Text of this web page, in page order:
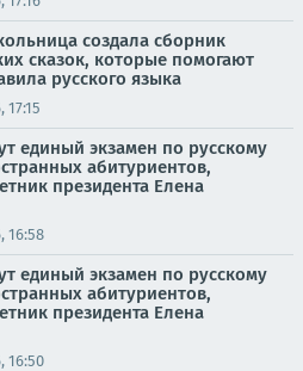
создала сборник
сказок, которые помогают
русского языка
17:15
единый экзамен по русскому
абитуриентов,
президента Елена
16:58
единый экзамен по русскому
абитуриентов,
президента Елена
16:50